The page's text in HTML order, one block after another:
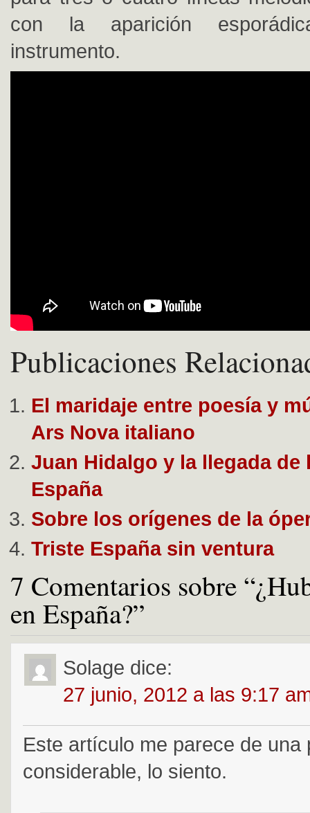
con la aparición
instrumento.
Publicaciones
El maridaje entre poesía y
Ars Nova italiano
Juan Hidalgo y la llegada de
España
Sobre los orígenes de la
Triste España sin ventura
7 Comentarios sobre
en España?”
Solage dice:
27 junio, 2012 a las 9:17
Este artículo me parece de una
considerable, lo siento.